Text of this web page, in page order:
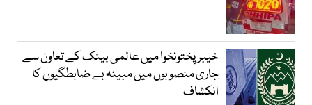
خیبرپختونخوا میں عالمی بینک کے تعاون سے
جاری منصوبوں میں مبینہ بے ضابطگیوں کا
انکشاف